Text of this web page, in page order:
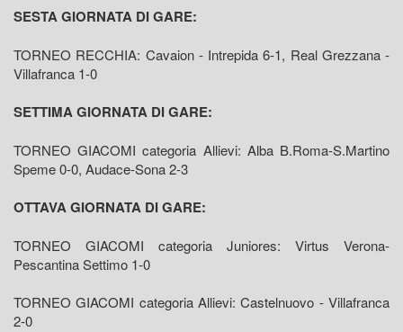
SESTA GIORNATA DI GARE:
TORNEO RECCHIA: Cavaion - Intrepida 6-1, Real Grezzana -
Villafranca 1-0
SETTIMA GIORNATA DI GARE:
TORNEO GIACOMI categoria Allievi: Alba B.Roma-S.Martino
Speme 0-0, Audace-Sona 2-3
OTTAVA GIORNATA DI GARE:
TORNEO GIACOMI categoria Juniores: Virtus Verona-
Pescantina Settimo 1-0
TORNEO GIACOMI categoria Allievi: Castelnuovo - Villafranca
2-0